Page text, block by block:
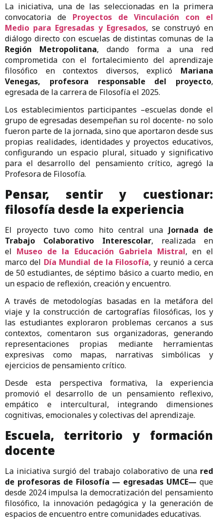
La iniciativa, una de las seleccionadas en la primera
convocatoria de Proyectos de Vinculación con el
Medio para Egresadas y Egresados, se construyó en
diálogo directo con escuelas de distintas comunas de la
Región Metropolitana, dando forma a una red
comprometida con el fortalecimiento del aprendizaje
filosófico en contextos diversos, explicó Mariana
Venegas, profesora responsable del proyecto,
egresada de la carrera de Filosofía el 2025.
Los establecimientos participantes –escuelas donde el
grupo de egresadas desempeñan su rol docente- no solo
fueron parte de la jornada, sino que aportaron desde sus
propias realidades, identidades y proyectos educativos,
configurando un espacio plural, situado y significativo
para el desarrollo del pensamiento crítico, agregó la
Profesora de Filosofía.
Pensar, sentir y cuestionar:
filosofía desde la experiencia
El proyecto tuvo como hito central una Jornada de
Trabajo Colaborativo Interescolar, realizada en
el Museo de la Educación Gabriela Mistral, en el
marco del Día Mundial de la Filosofía, y reunió a cerca
de 50 estudiantes, de séptimo básico a cuarto medio, en
un espacio de reflexión, creación y encuentro.
A través de metodologías basadas en la metáfora del
viaje y la construcción de cartografías filosóficas, los y
las estudiantes exploraron problemas cercanos a sus
contextos, comentaron sus organizadoras, generando
representaciones propias mediante herramientas
expresivas como mapas, narrativas simbólicas y
ejercicios de pensamiento crítico.
Desde esta perspectiva formativa, la experiencia
promovió el desarrollo de un pensamiento reflexivo,
empático e intercultural, integrando dimensiones
cognitivas, emocionales y colectivas del aprendizaje.
Escuela, territorio y formación
docente
La iniciativa surgió del trabajo colaborativo de una red
de profesoras de Filosofía — egresadas UMCE— que
desde 2024 impulsa la democratización del pensamiento
filosófico, la innovación pedagógica y la generación de
espacios de encuentro entre comunidades educativas.